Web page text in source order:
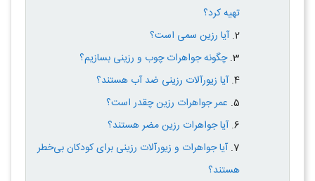
تهیه کرد؟
آیا رزین سمی است؟
چگونه جواهرات چوب و رزینی بسازیم؟
آیا زیورآلات رزینی ضد آب هستند؟
عمر جواهرات رزین چقدر است؟
آیا جواهرات رزین مضر هستند؟
آیا جواهرات و زیورآلات رزینی برای کودکان بی‌خطر
هستند؟